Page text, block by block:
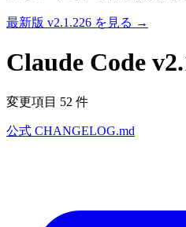
最新版 v2.1.226 を見る →
Claude Code
変更項目 52 件
公式 CHANGELOG.md